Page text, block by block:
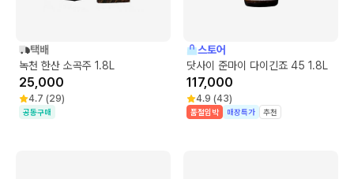
택배
녹천 한산 소곡주 1.8L
25,000
4.7 (29)
공동구매
스토어
닷사이 준마이 다이긴죠 45 1.8L
117,000
4.9 (43)
품절임박 매장특가 추천